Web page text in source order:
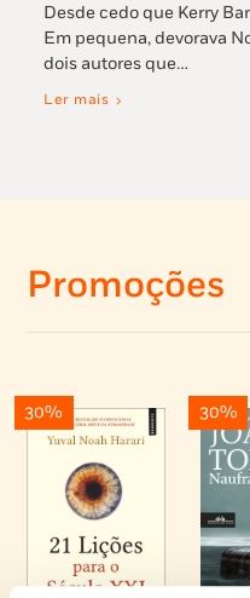
Desde cedo que Kerry
Em pequena, devorava
dois autores que…
Ler mais
Promoções
30% 30%